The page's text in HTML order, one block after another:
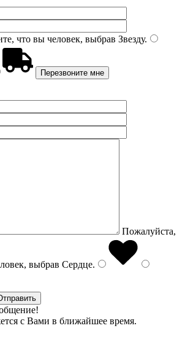
что вы человек, выбрав Звезду.
Пожалуйста,
выбрав Сердце.
с Вами в ближайшее время.